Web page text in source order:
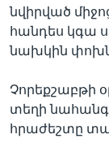
նվիրված
հանդես կգա
նախկին
Չորեքշաբթի
տեղի
հրաժեշտը